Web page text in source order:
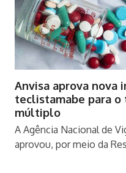
Anvisa aprova nova
teclistamabe para
múltiplo
A Agência Nacional de
aprovou, por meio da